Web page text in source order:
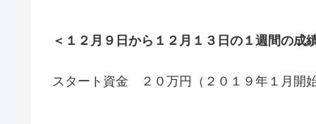
＜１２月９日から１２月１３日の１週間の成
スタート資金 ２０万円（２０１９年１月開